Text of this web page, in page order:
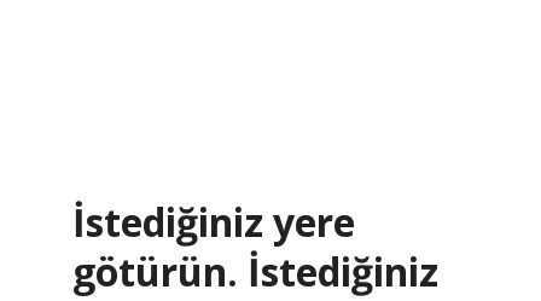
İstediğiniz yere
götürün. İstediğiniz